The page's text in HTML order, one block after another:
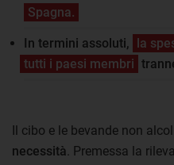
Spagna.
In termini assoluti, la
tutti i paesi membri
Il cibo e le bevande non
necessità . Premessa la